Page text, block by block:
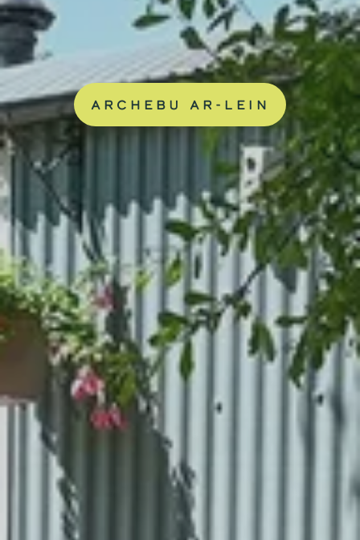
ARCHEBU AR-LEIN